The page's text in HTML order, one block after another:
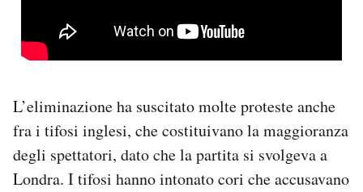
L’eliminazione ha suscitato molte proteste anche
fra i tifosi inglesi, che costituivano la maggioranza
degli spettatori, dato che la partita si svolgeva a
Londra. I tifosi hanno intonato cori che accusavano